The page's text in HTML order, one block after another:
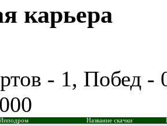
карьера
- 1, Побед
Название скачки